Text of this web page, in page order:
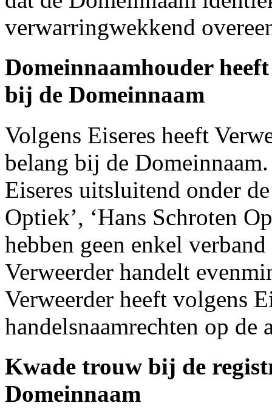
verwarringwekkend
Domeinnaamhouder
bij de Domeinnaam
Volgens Eiseres heeft
belang bij de
Eiseres uitsluitend onder
Optiek’, ‘Hans Schroten
hebben geen enkel
Verweerder handelt
Verweerder heeft volgens
handelsnaamrechten op de
Kwade trouw bij de
Domeinnaam